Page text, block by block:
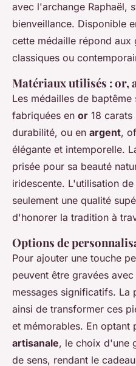
avec l'archange Raphaël,
bienveillance. Disponible
cette médaille répond
classiques ou
Matériaux utilisés : or,
Les médailles de
fabriquées en or 18
durabilité, ou en argent,
élégante et intemporelle.
prisée pour sa beauté
iridescente. L'utilisation
seulement une qualité
d'honorer la tradition à
Options de
Pour ajouter une touche
peuvent être gravées
messages significatifs. La
ainsi de transformer ces
et mémorables. En optant
artisanale, le choix d'une
de sens, rendant le